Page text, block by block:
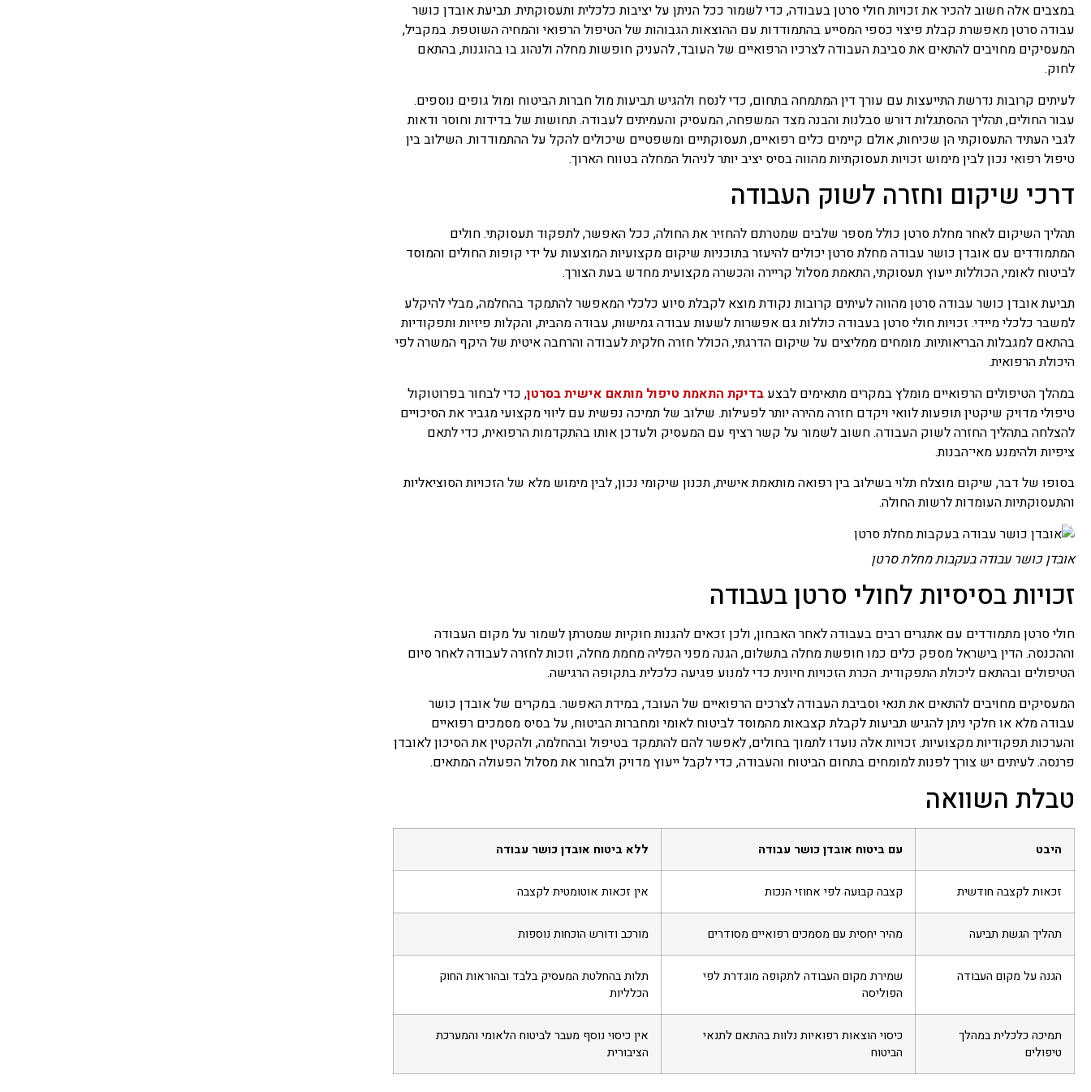
במצבים אלה חשוב להכיר את זכויות חולי סרטן בעבודה, כדי לשמור ככל הניתן על יציבות כלכלית ותעסוקתית. תביעת אובדן כושר
עבודה סרטן מאפשרת קבלת פיצוי כספי המסייע בהתמודדות עם ההוצאות הגבוהות של הטיפול הרפואי והמחיה השוטפת. במקביל,
המעסיקים מחויבים להתאים את סביבת העבודה לצרכיו הרפואיים של העובד, להעניק חופשות מחלה ולנהוג בו בהוגנות, בהתאם
לחוק.
לעיתים קרובות נדרשת התייעצות עם עורך דין המתמחה בתחום, כדי לנסח ולהגיש תביעות מול חברות הביטוח ומול גופים נוספים.
עבור החולים, תהליך ההסתגלות דורש סבלנות והבנה מצד המשפחה, המעסיק והעמיתים לעבודה. תחושות של בדידות וחוסר ודאות
לגבי העתיד התעסוקתי הן שכיחות, אולם קיימים כלים רפואיים, תעסוקתיים ומשפטיים שיכולים להקל על ההתמודדות. השילוב בין
טיפול רפואי נכון לבין מימוש זכויות תעסוקתיות מהווה בסיס יציב יותר לניהול המחלה בטווח הארוך.
דרכי שיקום וחזרה לשוק העבודה
תהליך השיקום לאחר מחלת סרטן כולל מספר שלבים שמטרתם להחזיר את החולה, ככל האפשר, לתפקוד תעסוקתי. חולים
המתמודדים עם אובדן כושר עבודה מחלת סרטן יכולים להיעזר בתוכניות שיקום מקצועיות המוצעות על ידי קופות החולים והמוסד
לביטוח לאומי, הכוללות ייעוץ תעסוקתי, התאמת מסלול קריירה והכשרה מקצועית מחדש בעת הצורך.
תביעת אובדן כושר עבודה סרטן מהווה לעיתים קרובות נקודת מוצא לקבלת סיוע כלכלי המאפשר להתמקד בהחלמה, מבלי להיקלע
למשבר כלכלי מיידי. זכויות חולי סרטן בעבודה כוללות גם אפשרות לשעות עבודה גמישות, עבודה מהבית, והקלות פיזיות ותפקודיות
בהתאם למגבלות הבריאותיות. מומחים ממליצים על שיקום הדרגתי, הכולל חזרה חלקית לעבודה והרחבה איטית של היקף המשרה לפי
היכולת הרפואית.
במהלך הטיפולים הרפואיים מומלץ במקרים מתאימים לבצע בדיקת התאמת טיפול מותאם אישית בסרטן, כדי לבחור בפרוטוקול
טיפולי מדויק שיקטין תופעות לוואי ויקדם חזרה מהירה יותר לפעילות. שילוב של תמיכה נפשית עם ליווי מקצועי מגביר את הסיכויים
להצלחה בתהליך החזרה לשוק העבודה. חשוב לשמור על קשר רציף עם המעסיק ולעדכן אותו בהתקדמות הרפואית, כדי לתאם
ציפיות ולהימנע מאי־הבנות.
בסופו של דבר, שיקום מוצלח תלוי בשילוב בין רפואה מותאמת אישית, תכנון שיקומי נכון, לבין מימוש מלא של הזכויות הסוציאליות
והתעסוקתיות העומדות לרשות החולה.
אובדן כושר עבודה בעקבות מחלת סרטן
זכויות בסיסיות לחולי סרטן בעבודה
חולי סרטן מתמודדים עם אתגרים רבים בעבודה לאחר האבחון, ולכן זכאים להגנות חוקיות שמטרתן לשמור על מקום העבודה
וההכנסה. הדין בישראל מספק כלים כמו חופשת מחלה בתשלום, הגנה מפני הפליה מחמת מחלה, וזכות לחזרה לעבודה לאחר סיום
הטיפולים ובהתאם ליכולת התפקודית. הכרת הזכויות חיונית כדי למנוע פגיעה כלכלית בתקופה הרגישה.
המעסיקים מחויבים להתאים את תנאי וסביבת העבודה לצרכים הרפואיים של העובד, במידת האפשר. במקרים של אובדן כושר
עבודה מלא או חלקי ניתן להגיש תביעות לקבלת קצבאות מהמוסד לביטוח לאומי ומחברות הביטוח, על בסיס מסמכים רפואיים
והערכות תפקודיות מקצועיות. זכויות אלה נועדו לתמוך בחולים, לאפשר להם להתמקד בטיפול ובהחלמה, ולהקטין את הסיכון לאובדן
פרנסה. לעיתים יש צורך לפנות למומחים בתחום הביטוח והעבודה, כדי לקבל ייעוץ מדויק ולבחור את מסלול הפעולה המתאים.
טבלת השוואה
היבט עם ביטוח אובדן כושר עבודה ללא ביטוח אובדן כושר עבודה
זכאות לקצבה חודשית קצבה קבועה לפי אחוזי הנכות אין זכאות אוטומטית לקצבה
תהליך הגשת תביעה מהיר יחסית עם מסמכים רפואיים מסודרים מורכב ודורש הוכחות נוספות
הגנה על מקום העבודה
שמירת מקום העבודה לתקופה מוגדרת לפי
הפוליסה
תלות בהחלטת המעסיק בלבד ובהוראות החוק
הכלליות
תמיכה כלכלית במהלך
טיפולים
כיסוי הוצאות רפואיות נלוות בהתאם לתנאי
הביטוח
אין כיסוי נוסף מעבר לביטוח הלאומי והמערכת
הציבורית